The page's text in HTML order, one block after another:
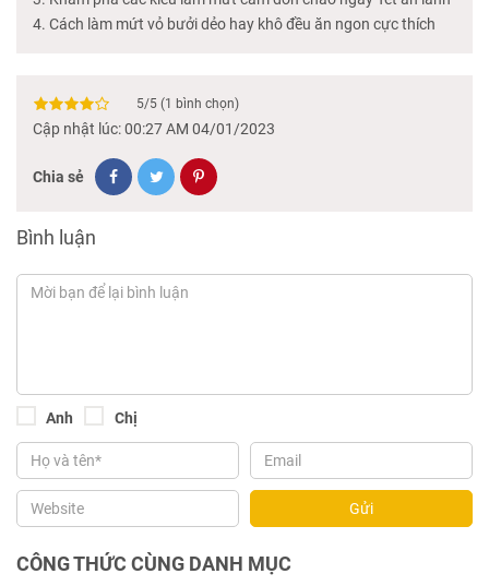
Cách làm mứt vỏ bưởi dẻo hay khô đều ăn ngon cực thích
5/5 (1 bình chọn)
Cập nhật lúc: 00:27 AM 04/01/2023
Chia sẻ
Bình luận
Anh Chị
Gửi
CÔNG THỨC CÙNG DANH MỤC